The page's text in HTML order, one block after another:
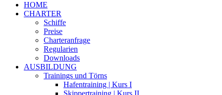
HOME
CHARTER
Schiffe
Preise
Charteranfrage
Regularien
Downloads
AUSBILDUNG
Trainings und Törns
Hafentraining | Kurs I
Skippertraining | Kurs II